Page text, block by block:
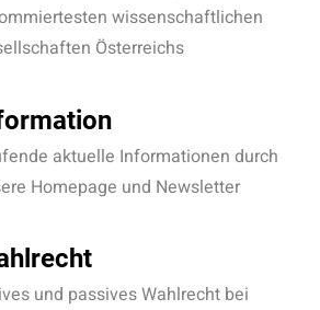
wissenschaftlichen
Österreichs
aktuelle Informationen durch
Homepage und Newsletter
und passives Wahlrecht bei